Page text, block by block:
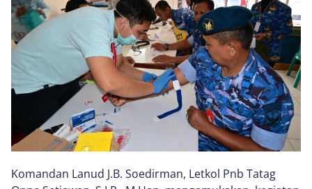
Komandan Lanud J.B. Soedirman, Letkol Pnb Tatag